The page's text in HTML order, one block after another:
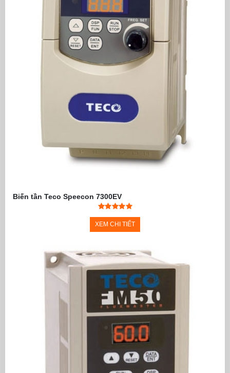
Biến tần Teco Speecon 7300EV
XEM CHI TIẾT